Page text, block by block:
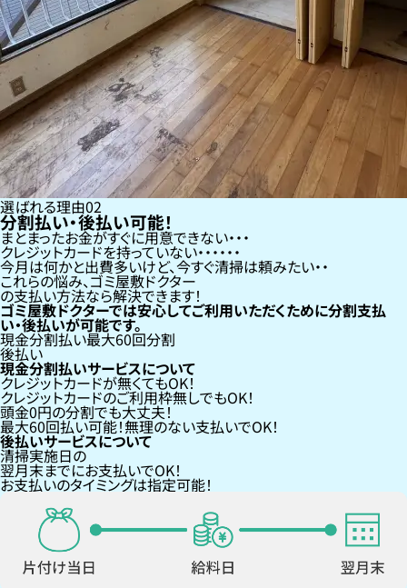
選ばれる理由02
分割払い・後払い可能！
まとまったお金がすぐに用意できない
クレジットカードを持っていない・・・
今月は何かと出費多いけど、今すぐ清掃は頼みたい
これらの悩み、ゴミ屋敷ドクター
の支払い方法なら解決できます！
ゴミ屋敷ドクターでは安心してご利用いただくために分割支払
い・後払いが可能です。
現金分割払い最大60回分割
後払い
現金分割払いサービスについて
クレジットカードが無くてもOK！
クレジットカードのご利用枠無しでもOK！
頭金0円の分割でも大丈夫！
最大60回払い可能！無理のない支払いでOK！
後払いサービスについて
清掃実施日の
翌月末までにお支払いでOK！
お支払いのタイミングは指定可能！